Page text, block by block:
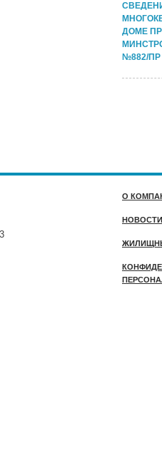
ДОМЕ
№882/ПР
О
НОВОСТИ